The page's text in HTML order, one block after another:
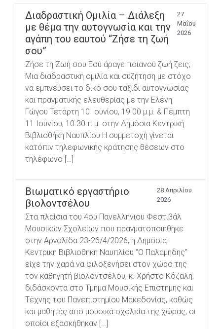
Διαδραστική Ομιλία – Διάλεξη
με θέμα την αυτογνωσία και την
αγάπη του εαυτού “Ζήσε τη ζωή
σου”
27
Μαΐου
2026
Ζήσε τη Ζωή σου Εσύ άραγε ποιανού ζωή ζεις;
Μια διαδραστική ομιλία και συζήτηση με στόχο
να εμπνεύσει το δικό σου ταξίδι αυτογνωσίας
και πραγματικής ελευθερίας με την Ελένη
Γώγου Τετάρτη 10 Ιουνίου, 19.00 μ.μ. & Πέμπτη
11 Ιουνίου, 10.30 π.μ. στην Δημόσια Kεντρική
Βιβλιοθήκη Ναυπλίου Η συμμετοχή γίνεται
κατόπιν τηλεφωνικής κράτησης θέσεων στο
τηλέφωνο […]
Βιωματικό εργαστήριο
βιολοντσέλου
28 Απριλίου
2026
Στα πλαίσια του 4ου Πανελλήνιου Φεστιβάλ
Μουσικών Σχολείων που πραγματοποιήθηκε
στην Αργολίδα 23-26/4/2026, η Δημόσια
Κεντρική Βιβλιοθήκη Ναυπλίου “Ο Παλαμήδης”
είχε την χαρά να φιλοξενήσει στον χώρο της
τον καθηγητή βιολοντσέλου, κ. Χρήστο Κόζαλη,
διδάσκοντα στο Τμήμα Μουσικής Επιστήμης και
Τέχνης του Πανεπιστημίου Μακεδονίας, καθώς
και μαθητές από μουσικά σχολεία της χώρας, οι
οποίοι εξασκήθηκαν […]